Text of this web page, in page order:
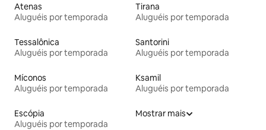
Atenas
Aluguéis por temporada
Tirana
Aluguéis por temporada
Tessalônica
Aluguéis por temporada
Santorini
Aluguéis por temporada
Míconos
Aluguéis por temporada
Ksamil
Aluguéis por temporada
Escópia
Aluguéis por temporada
Mostrar mais